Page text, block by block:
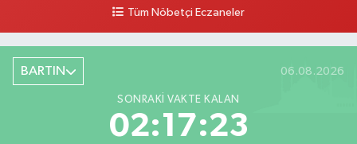
Şiremirçavuş Mahallesi, Kırıkçı Zeliha Ana Sokak No:20 8 Merkez Bartın
0 (378) 227 85 45
Tüm Nöbetçi Eczaneler
BARTIN 06.08.2026
SONRAKI VAKTE KALAN
02:17:22